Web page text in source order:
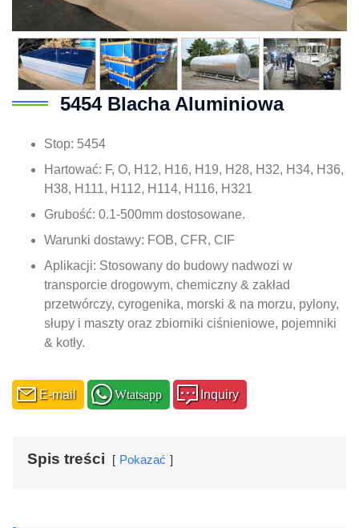
5454 Blacha Aluminiowa
Stop: 5454
Hartować: F, O, H12, H16, H19, H28, H32, H34, H36,
H38, H111, H112, H114, H116, H321
Grubość: 0.1-500mm dostosowane.
Warunki dostawy: FOB, CFR, CIF
Aplikacji: Stosowany do budowy nadwozi w
transporcie drogowym, chemiczny & zakład
przetwórczy, cyrogenika, morski & na morzu, pylony,
słupy i maszty oraz zbiorniki ciśnieniowe, pojemniki
& kotły.
E-mail Wtatsapp Inquiry
Spis treści Pokazać